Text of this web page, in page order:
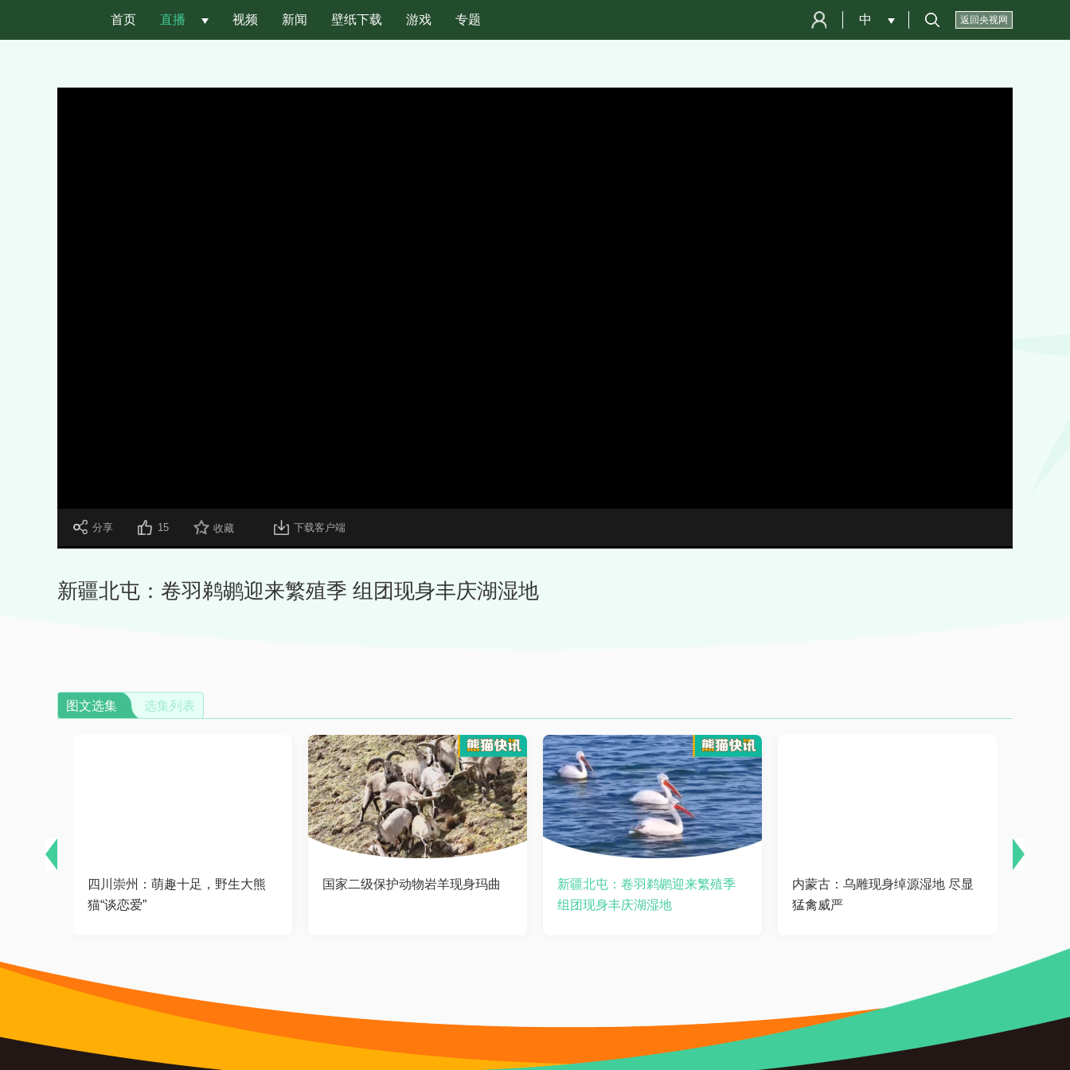
首页 直播 视频 新闻 壁纸下载 游戏 专题 返回央视网
中
分享 15 收藏 下载客户端
新疆北屯：卷羽鹈鹕迎来繁殖季 组团现身丰庆湖湿地
图文选集 选集列表
四川崇州：萌趣十足，野生大熊
猫“谈恋爱”
国家二级保护动物岩羊现身玛曲
新疆北屯：卷羽鹈鹕迎来繁殖季
组团现身丰庆湖湿地
内蒙古：乌雕现身绰源湿地 尽显
猛禽威严